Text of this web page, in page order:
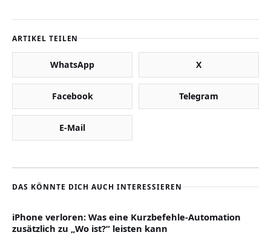
ARTIKEL TEILEN
WhatsApp X
Facebook Telegram
E-Mail
DAS KÖNNTE DICH AUCH INTERESSIEREN
iPhone verloren: Was eine Kurzbefehle-Automation
zusätzlich zu „Wo ist?“ leisten kann